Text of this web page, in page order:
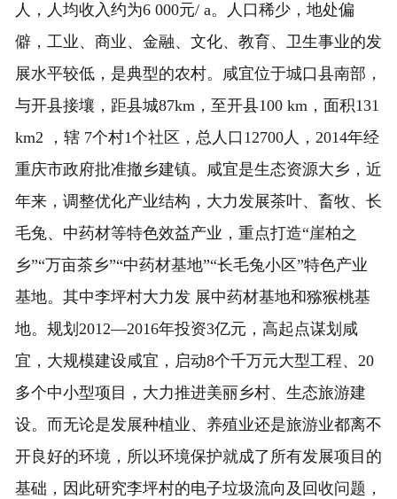
人，人均收入约为6 000元/ a。人口稀少，地处偏
僻，工业、商业、金融、文化、教育、卫生事业的发
展水平较低，是典型的农村。咸宜位于城口县南部，
与开县接壤，距县城87km，至开县100 km，面积131
km2 ，辖 7个村1个社区，总人口12700人，2014年经
重庆市政府批准撤乡建镇。咸宜是生态资源大乡，近
年来，调整优化产业结构，大力发展茶叶、畜牧、长
毛兔、中药材等特色效益产业，重点打造“崖柏之
乡”“万亩茶乡”“中药材基地”“长毛兔小区”特色产业
基地。其中李坪村大力发 展中药材基地和猕猴桃基
地。规划2012—2016年投资3亿元，高起点谋划咸
宜，大规模建设咸宜，启动8个千万元大型工程、20
多个中小型项目，大力推进美丽乡村、生态旅游建
设。而无论是发展种植业、养殖业还是旅游业都离不
开良好的环境，所以环境保护就成了所有发展项目的
基础，因此研究李坪村的电子垃圾流向及回收问题，